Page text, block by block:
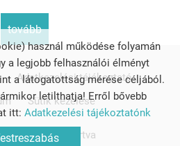
tovább
jog fenntartva
Adatkezelési tájékoztató
Sütik kezelése
használ működése folyamán
a legjobb felhasználói élményt
a látogatottság mérése céljából.
letilthatja! Erről bővebb
itt: Adatkezelési tájékoztatónk